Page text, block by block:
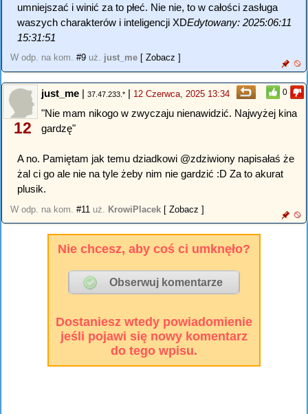
umniejszać i winić za to płeć. Nie nie, to w całości zasługa
waszych charakterów i inteligencji XDEdytowany: 2025:06:11
15:31:51
W odp. na kom. #9 uż. just_me [ Zobacz ]
0
12
just_me | 37.47.233.* | 12 Czerwca, 2025 13:34
"Nie mam nikogo w zwyczaju nienawidzić. Najwyżej kina
gardzę"
A no. Pamiętam jak temu dziadkowi @zdziwiony napisałaś że
żal ci go ale nie na tyle żeby nim nie gardzić :D Za to akurat
plusik.
W odp. na kom. #11 uż. KrowiPlacek [ Zobacz ]
Nie chcesz, aby coś ci umknęło?
Dostaniesz wtedy powiadomienie
jeśli pojawi się nowy komentarz
do tego wpisu.